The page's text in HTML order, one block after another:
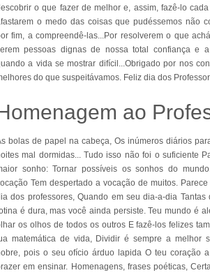
o que fazer de melhor e, assim, fazê-lo
o medo das coisas que pudéssemos não
fim, a compreendê-las...Por resolverem o que
pessoas dignas de nossa total confiança e
a vida se mostrar difícil...Obrigado por nos
do que suspeitávamos. Feliz dia dos
ao
bolas de papel na cabeça, Os inúmeros diários
mal dormidas... Tudo isso não foi o suficiente
sonho: Tornar possíveis os sonhos do
Tem despertado a vocação de muitos.
dos professores, Quando em seu dia-a-dia Tantas
é dura, mas você ainda persiste. Teu mundo é
os olhos de todos os outros E fazê-los felizes
matemática de vida, Dividir é sempre a melhor
pois o seu ofício árduo lapida O teu coração
em ensinar. Homenagens, frases poéticas,